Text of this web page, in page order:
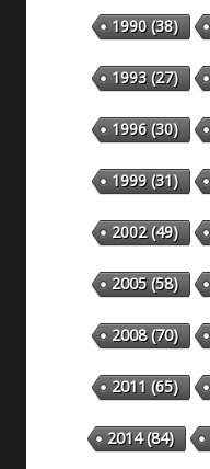
1990(38)
1993(27)
1996(30)
1999(31)
2002(49)
2005(58)
2008(70)
2011 (65)
2014(84)